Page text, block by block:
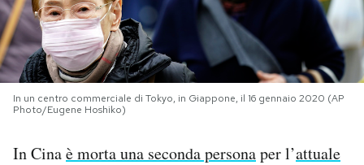
PODCAST
NEWSLETTER
I MIEI PREFERITI
In un centro commerciale di Tokyo, in Giappone, il 16 gennaio 2020 (AP
Photo/Eugene Hoshiko)
In Cinaè morta una seconda personaper l’attuale